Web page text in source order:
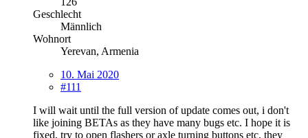
Geschlecht
Männlich
Wohnort
Yerevan, Armenia
10. Mai 2020
#111
I will wait until the full version of update comes out, i don't
like joining BETAs as they have many bugs etc. I hope it is
fixed, try to open flashers or axle turning buttons etc. they